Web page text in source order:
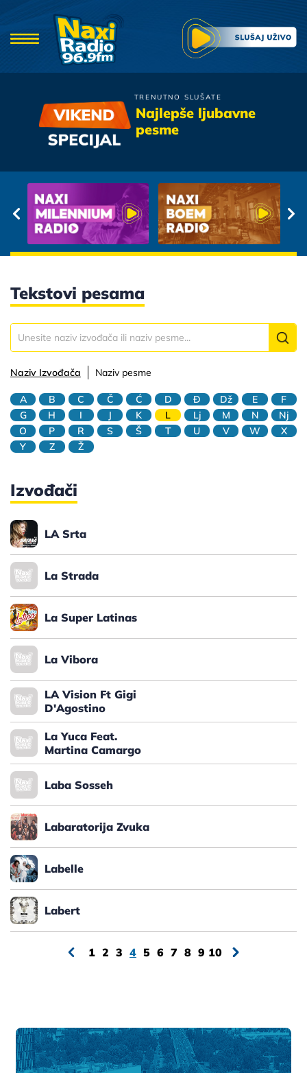
TRENUTNO SLUŠATE
Najlepše ljubavne
pesme
Massimo Savic
Tekstovi pesama
Naziv Izvođača Naziv pesme
A B C Č Ć D Đ Dž E
F
G
H I J K L Lj M N
Nj
O
P R S Š T U V W
X
Y
Z Ž
Izvođači
LA Srta
La Strada
La Super Latinas
La Vibora
LA Vision Ft Gigi
D'Agostino
La Yuca Feat.
Martina Camargo
Laba Sosseh
Labaratorija Zvuka
Labelle
Labert
1 2 3 4 5 6 7 8 9 10